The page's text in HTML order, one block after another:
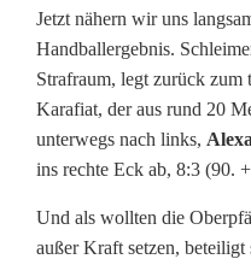
Jetzt nähern wir uns
Handballergebnis.
Strafraum, legt zurück zum
Karafiat, der aus rund 20
unterwegs nach links,
ins rechte Eck ab, 8:3 (90.
Und als wollten die
außer Kraft setzen, beteiligt